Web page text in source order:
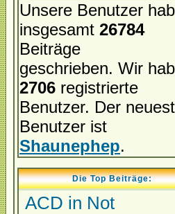
Unsere Benutzer
insgesamt 26784
Beiträge
geschrieben. Wir
2706 registrierte
Benutzer. Der
Benutzer ist
Shaunephep.
Die Top Beiträge:
ACD in Not